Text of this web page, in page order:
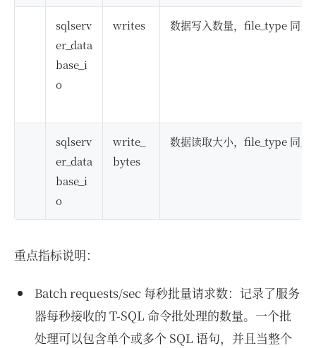
sqlserv
er_data
base_i
o
writes 数据写入数量，file_type 同上
sqlserv
er_data
base_i
o
write_
bytes
数据读取大小，file_type 同上
重点指标说明：
Batch requests/sec 每秒批量请求数：记录了服务
器每秒接收的 T-SQL 命令批处理的数量。一个批
处理可以包含单个或多个 SQL 语句，并且当整个